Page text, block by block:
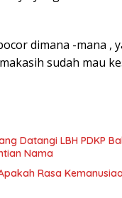
dimana -mana ,
sudah mau
Datangi LBH PDKP
Nama
Rasa